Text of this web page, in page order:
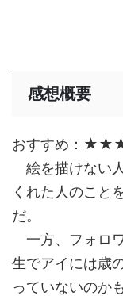
感想概要
おすすめ：
絵を描けない
くれた人のこと
だ。
一方、フォロ
生でアイには歳
っていないのか